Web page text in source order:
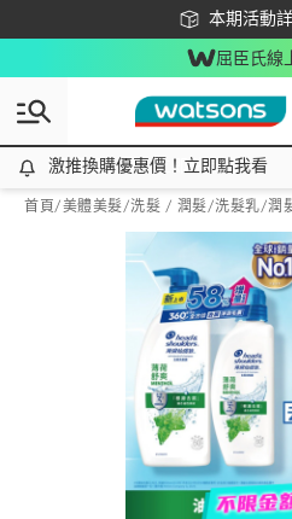
本期活動
下載app最
屈臣氏線
激推換購優惠價！立即點我看
激推換購優惠價！立即點我看
首頁/美體美髮/洗髮 / 潤髮/洗髮乳/潤